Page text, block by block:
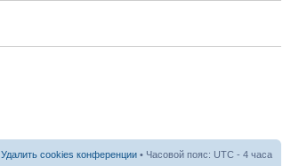
Удалить cookies конференции • Часовой пояс: UTC - 4 часа